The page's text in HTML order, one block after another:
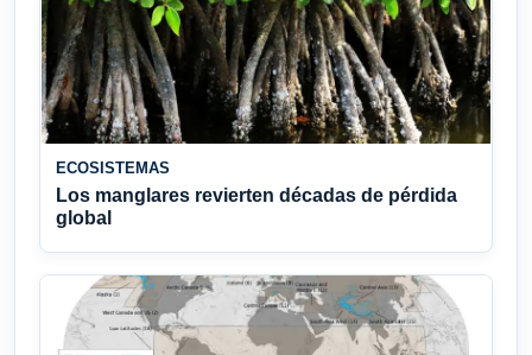
ECOSISTEMAS
Los manglares revierten décadas de pérdida
global